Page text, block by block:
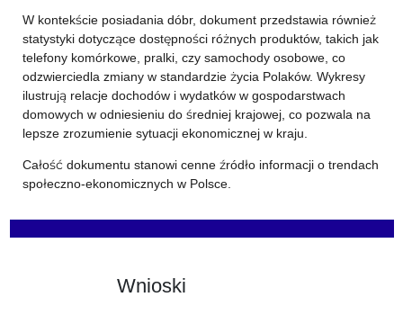
W kontekście posiadania dóbr, dokument przedstawia również
statystyki dotyczące dostępności różnych produktów, takich jak
telefony komórkowe, pralki, czy samochody osobowe, co
odzwierciedla zmiany w standardzie życia Polaków. Wykresy
ilustrują relacje dochodów i wydatków w gospodarstwach
domowych w odniesieniu do średniej krajowej, co pozwala na
lepsze zrozumienie sytuacji ekonomicznej w kraju.
Całość dokumentu stanowi cenne źródło informacji o trendach
społeczno-ekonomicznych w Polsce.
Wnioski